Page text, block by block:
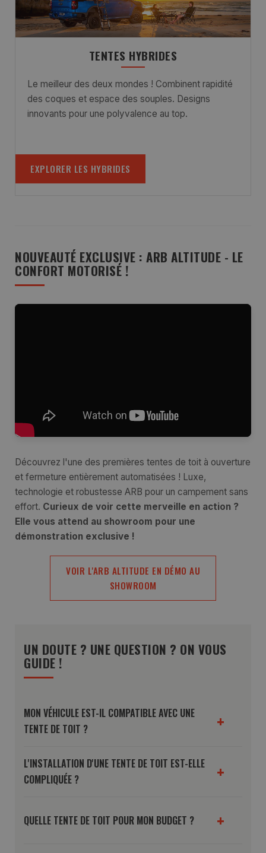
TENTES HYBRIDES
Le meilleur des deux mondes ! Combinent rapidité
des coques et espace des souples. Designs
innovants pour une polyvalence au top.
EXPLORER LES HYBRIDES
NOUVEAUTÉ EXCLUSIVE : ARB ALTITUDE - LE
CONFORT MOTORISÉ !
Découvrez l'une des premières tentes de toit à ouverture
et fermeture entièrement automatisées ! Luxe,
technologie et robustesse ARB pour un campement sans
effort. Curieux de voir cette merveille en action ?
Elle vous attend au showroom pour une
démonstration exclusive !
VOIR L'ARB ALTITUDE EN DÉMO AU
SHOWROOM
UN DOUTE ? UNE QUESTION ? ON VOUS
GUIDE !
MON VÉHICULE EST-IL COMPATIBLE AVEC UNE
TENTE DE TOIT ?
+
L'INSTALLATION D'UNE TENTE DE TOIT EST-ELLE
COMPLIQUÉE ?
+
QUELLE TENTE DE TOIT POUR MON BUDGET ? +